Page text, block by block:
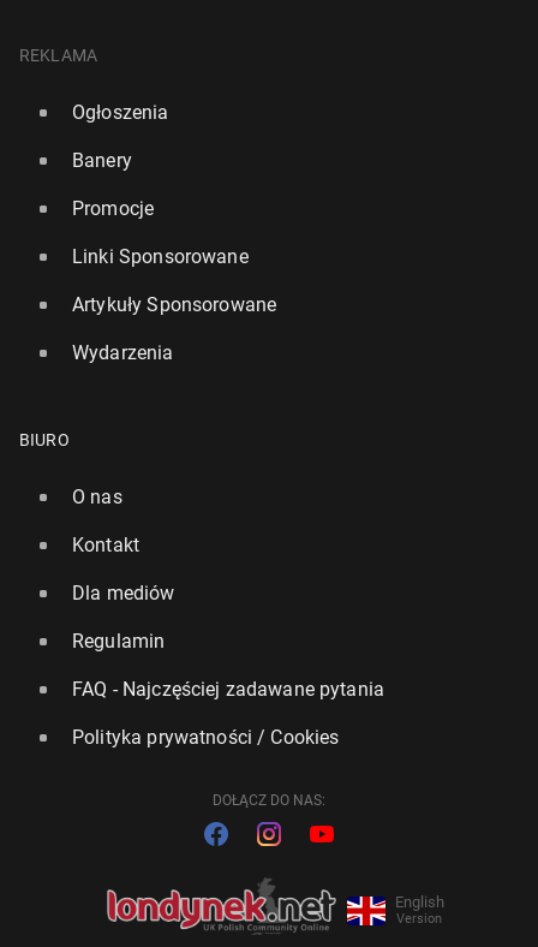
REKLAMA
Ogłoszenia
Banery
Promocje
Linki Sponsorowane
Artykuły Sponsorowane
Wydarzenia
BIURO
O nas
Kontakt
Dla mediów
Regulamin
FAQ - Najczęściej zadawane pytania
Polityka prywatności / Cookies
DOŁĄCZ DO NAS:
English
Version